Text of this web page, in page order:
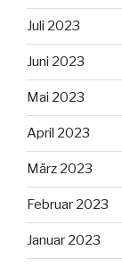
Juli 2023
Juni 2023
Mai 2023
April 2023
März 2023
Februar 2023
Januar 2023